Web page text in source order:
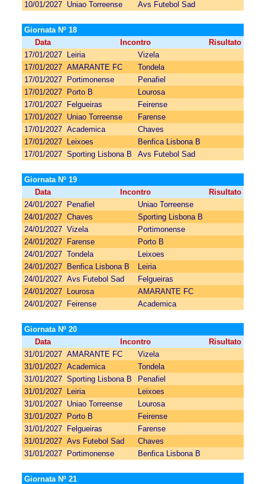
10/01/2027
Uniao Torreense Avs Futebol Sad
Giornata Nº 18
Data
Incontro
Risultato
17/01/2027
Leiria
Vizela
17/01/2027 AMARANTE FC
Tondela
17/01/2027
Portimonense
Penafiel
17/01/2027
Porto B
Lourosa
17/01/2027
Felgueiras
Feirense
17/01/2027
Uniao Torreense
Farense
17/01/2027 Academica
Chaves
17/01/2027
Leixoes
Benfica Lisbona B
17/01/2027 Sporting Lisbona B Avs Futebol Sad
Giornata Nº 19
Data
Incontro
Risultato
24/01/2027
Penafiel
Uniao Torreense
24/01/2027 Chaves
Sporting Lisbona B
24/01/2027 Vizela
Portimonense
24/01/2027
Farense
Porto B
24/01/2027 Tondela
Leixoes
24/01/2027
Benfica Lisbona B
Leiria
24/01/2027 Avs Futebol Sad
Felgueiras
24/01/2027
Lourosa
AMARANTE FC
24/01/2027
Feirense Academica
Giornata Nº 20
Data
Incontro
Risultato
31/01/2027 AMARANTE FC
Vizela
31/01/2027 Academica
Tondela
31/01/2027 Sporting Lisbona B
Penafiel
31/01/2027
Leiria
Leixoes
31/01/2027
Uniao Torreense
Lourosa
31/01/2027
Porto B
Feirense
31/01/2027
Felgueiras
Farense
31/01/2027 Avs Futebol Sad
Chaves
31/01/2027
Portimonense Benfica Lisbona B
Giornata Nº 21